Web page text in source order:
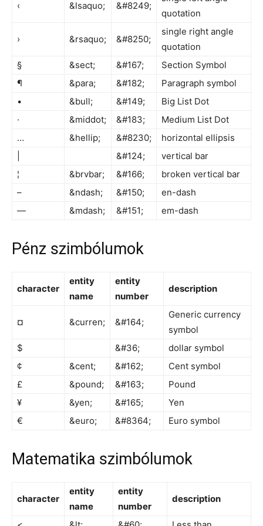
‹ &lsaquo; &#8249;
quotation
› &rsaquo; &#8250;
single right angle
quotation
§
&sect; &#167;
Section Symbol
¶
&para; &#182;
Paragraph symbol
•
&bull; &#149;
Big List Dot
·
&middot; &#183;
Medium List Dot
…
&hellip; &#8230;
horizontal ellipsis
&#124;
vertical bar
¦
&brvbar; &#166;
broken vertical bar
–
&ndash; &#150;
en-dash
—
&mdash; &#151; em-dash
Pénz szimbólumok
character
entity
name
entity
number
description
¤ &curren; &#164;
Generic currency
symbol
$
&#36;
dollar symbol
¢
&cent; &#162;
Cent symbol
£
&pound; &#163;
Pound
¥
&yen; &#165;
Yen
€
&euro; &#8364; Euro symbol
Matematika szimbólumok
character
entity
name
entity
number
description